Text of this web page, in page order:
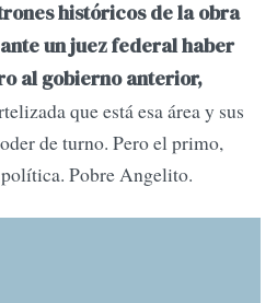
históricos de la obra
un juez federal haber
al gobierno anterior,
que está esa área y sus
de turno. Pero el primo,
Pobre Angelito.